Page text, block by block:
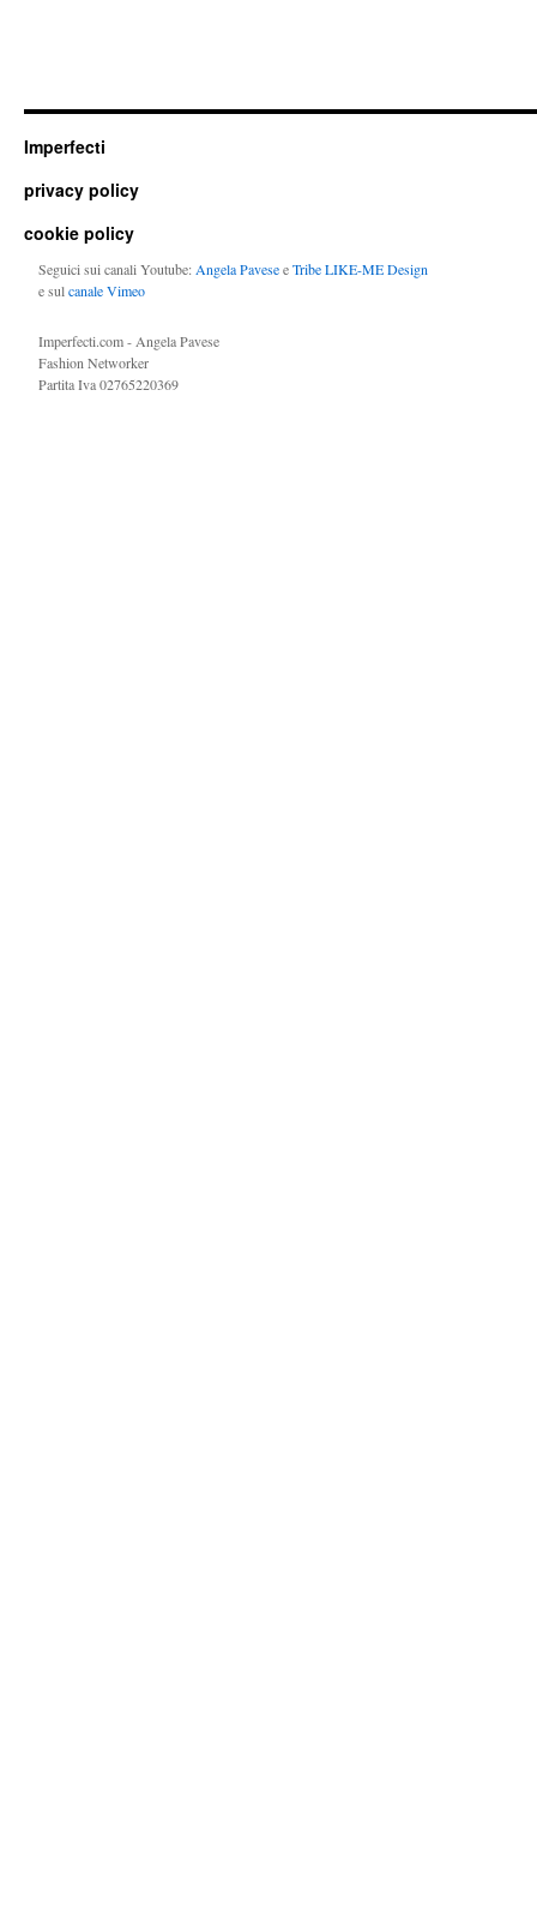
Imperfecti
privacy policy
cookie policy
Seguici sui canali Youtube: Angela PaveseeTribe LIKE-ME Design
e sulcanale Vimeo
Imperfecti.com - Angela Pavese
Fashion Networker
Partita Iva 02765220369